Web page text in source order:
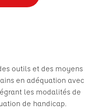
outils et des moyens
en adéquation avec
les modalités de
de handicap.